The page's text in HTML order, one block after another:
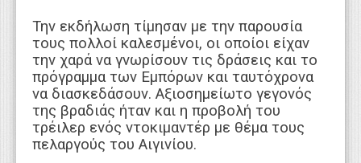
Την εκδήλωση τίμησαν με την παρουσία
τους πολλοί καλεσμένοι, οι οποίοι είχαν
την χαρά να γνωρίσουν τις δράσεις και το
πρόγραμμα των Εμπόρων και ταυτόχρονα
να διασκεδάσουν. Αξιοσημείωτο γεγονός
της βραδιάς ήταν και η προβολή του
τρέιλερ ενός ντοκιμαντέρ με θέμα τους
πελαργούς του Αιγινίου.